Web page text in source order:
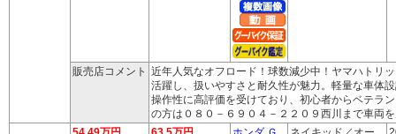
販売店コメント 近年人気なオフロード！球数減少中！ヤマハトリ
活躍し、扱いやすさと耐久性が魅力。軽量な車体
操作性に高評価を受けており、初心者からベテラ
の方は０８０－６９０４－２２０９西川まで車両